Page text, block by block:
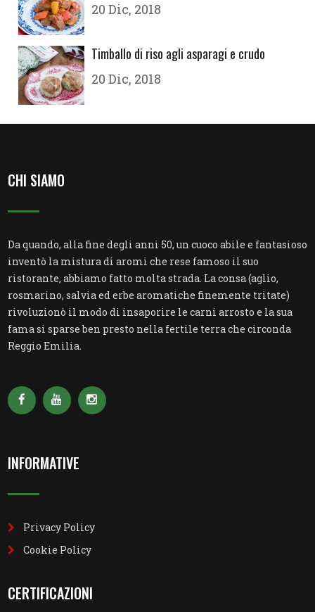
20 Dic, 2018
Timballo di riso agli asparagi e crudo
20 Dic, 2018
CHI SIAMO
Da quando, alla fine degli anni 50, un cuoco abile e fantasioso
inventò la mistura di aromi che rese famoso il suo
ristorante, abbiamo fatto molta strada. La consa (aglio,
rosmarino, salvia ed erbe aromatiche finemente tritate)
rivoluzionò il modo di insaporire le carni arrosto e la sua
fama si sparse ben presto nella fertile terra che circonda
Reggio Emilia.
INFORMATIVE
Privacy Policy
Cookie Policy
CERTIFICAZIONI